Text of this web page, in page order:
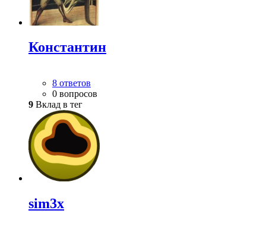
Константин
8 ответов
0 вопросов
9 Вклад в тег
sim3x